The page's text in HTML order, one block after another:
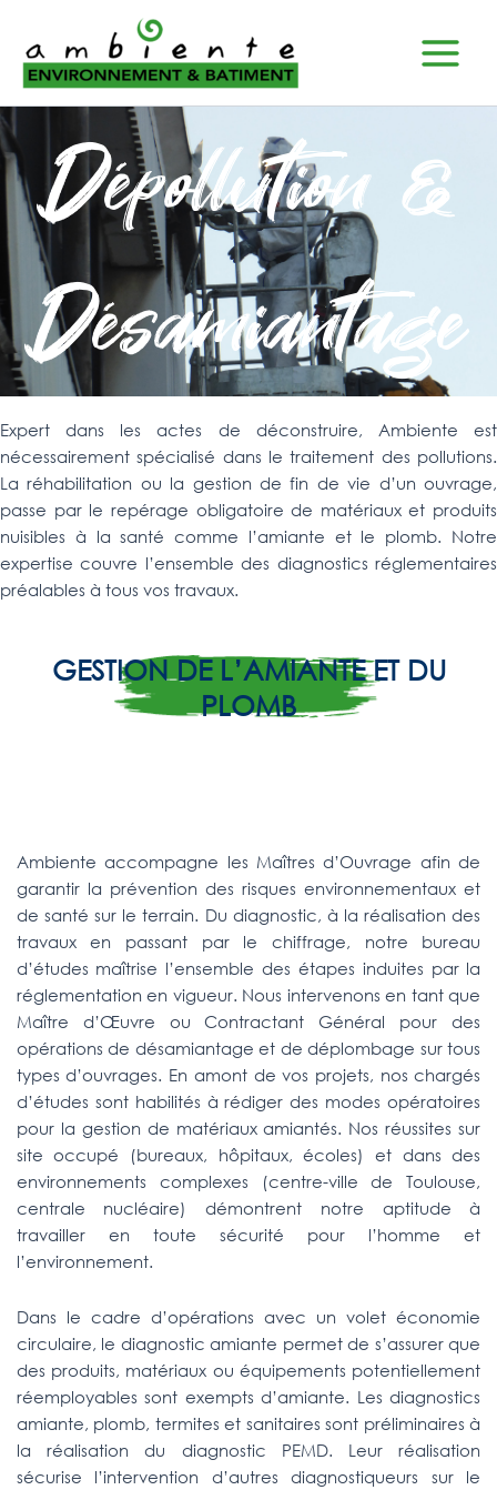
contenu
Menu
Dépollution &
Désamiantage
Expert dans les actes de déconstruire, Ambiente est
nécessairement spécialisé dans le traitement des pollutions.
La réhabilitation ou la gestion de fin de vie d’un ouvrage,
passe par le repérage obligatoire de matériaux et produits
nuisibles à la santé comme l’amiante et le plomb. Notre
expertise couvre l’ensemble des diagnostics réglementaires
préalables à tous vos travaux.
GESTION DE L’AMIANTE ET DU
PLOMB
Ambiente accompagne les Maîtres d’Ouvrage afin de
garantir la prévention des risques environnementaux et
de santé sur le terrain. Du diagnostic, à la réalisation des
travaux en passant par le chiffrage, notre bureau
d’études maîtrise l’ensemble des étapes induites par la
réglementation en vigueur. Nous intervenons en tant que
Maître d’Œuvre ou Contractant Général pour des
opérations de désamiantage et de déplombage sur tous
types d’ouvrages. En amont de vos projets, nos chargés
d’études sont habilités à rédiger des modes opératoires
pour la gestion de matériaux amiantés. Nos réussites sur
site occupé (bureaux, hôpitaux, écoles) et dans des
environnements complexes (centre-ville de Toulouse,
centrale nucléaire) démontrent notre aptitude à
travailler en toute sécurité pour l’homme et
l’environnement.
Dans le cadre d’opérations avec un volet économie
circulaire, le diagnostic amiante permet de s’assurer que
des produits, matériaux ou équipements potentiellement
réemployables sont exempts d’amiante. Les diagnostics
amiante, plomb, termites et sanitaires sont préliminaires à
la réalisation du diagnostic PEMD. Leur réalisation
sécurise l’intervention d’autres diagnostiqueurs sur le